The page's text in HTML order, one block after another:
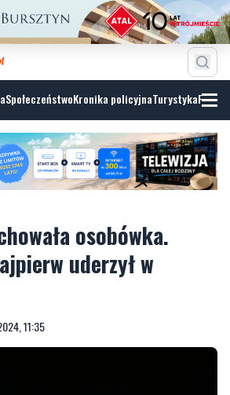
SpołeczeństwoKronika policyjnaTurystyka
osobówka.
uderzył w
11:35